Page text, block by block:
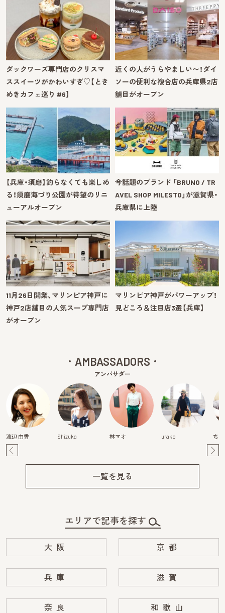
ダックワーズ専門店のクリスマ
ススイーツがかわいすぎ♡【とき
めきカフェ巡り #6】
近くの人がうらやましい〜！ダイ
ソーの便利な複合店の兵庫県2店
舗目がオープン
【兵庫・須磨】釣らなくても楽しめ
る！須磨海づり公園が待望のリニ
ューアルオープン
今話題のブランド 「BRUNO / TR
AVEL SHOP MILESTO」が滋賀県・
兵庫県に上陸
11月26日開業、マリンピア神戸に
神戸2店舗目の人気スープ専門店
がオープン
マリンピア神戸がパワーアップ！
見どころ＆注目店3選【兵庫】
AMBASSADORS
アンバサダー
渡辺 由香 Shizuka 林マオ urako ち
一覧を見る
エリアで記事を探す
大阪 京都
兵庫 滋賀
奈良 和歌山